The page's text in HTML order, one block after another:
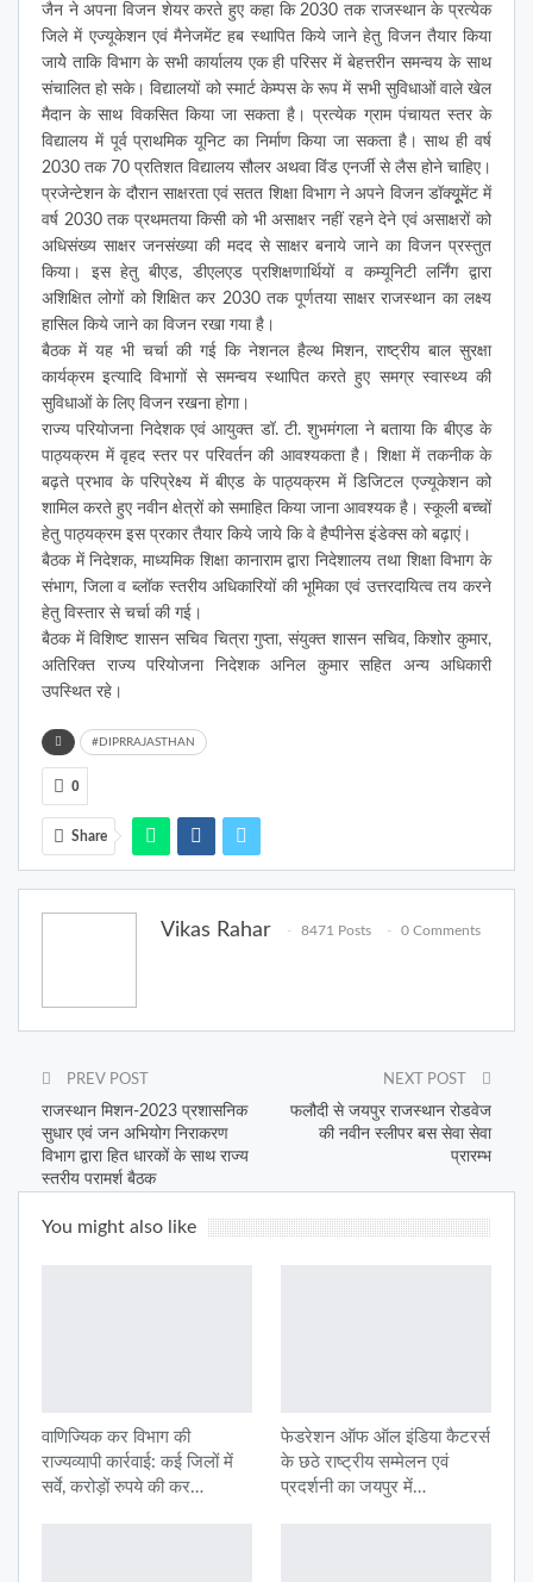
जैन ने अपना विजन शेयर करते हुए कहा कि 2030 तक राजस्थान के प्रत्येक
जिले में एज्यूकेशन एवं मैनेजमेंट हब स्थापित किये जाने हेतु विजन तैयार किया
जायेे ताकि विभाग के सभी कार्यालय एक ही परिसर में बेहत्तरीन समन्वय के साथ
संचालित हो सके। विद्यालयों को स्मार्ट केम्पस के रूप में सभी सुविधाओं वाले खेल
मैदान के साथ विकसित किया जा सकता है। प्रत्येक ग्राम पंचायत स्तर के
विद्यालय में पूर्व प्राथमिक यूनिट का निर्माण किया जा सकता है। साथ ही वर्ष
2030 तक 70 प्रतिशत विद्यालय सौलर अथवा विंड एनर्जी से लैस होने चाहिए।
प्रजेन्टेशन के दौरान साक्षरता एवं सतत शिक्षा विभाग ने अपने विजन डॉक्यूूमेंट में
वर्ष 2030 तक प्रथमतया किसी को भी असाक्षर नहीं रहने देने एवं असाक्षरों को
अधिसंख्य साक्षर जनसंख्या की मदद से साक्षर बनाये जाने का विजन प्रस्तुत
किया। इस हेतु बीएड, डीएलएड प्रशिक्षणार्थियों व कम्यूनिटी लर्निंग द्वारा
अशिक्षित लोगों को शिक्षित कर 2030 तक पूर्णतया साक्षर राजस्थान का लक्ष्य
हासिल किये जाने का विजन रखा गया है।
बैठक में यह भी चर्चा की गई कि नेशनल हैल्थ मिशन, राष्ट्रीय बाल सुरक्षा
कार्यक्रम इत्यादि विभागों से समन्वय स्थापित करते हुए समग्र स्वास्थ्य की
सुविधाओं के लिए विजन रखना होगा।
राज्य परियोजना निदेशक एवं आयुक्त डॉ. टी. शुभमंगला ने बताया कि बीएड के
पाठ्यक्रम में वृहद स्तर पर परिवर्तन की आवश्यकता है। शिक्षा में तकनीक के
बढ़ते प्रभाव के परिप्रेक्ष्य में बीएड के पाठ्यक्रम में डिजिटल एज्यूकेशन को
शामिल करते हुए नवीन क्षेत्रों को समाहित किया जाना आवश्यक है। स्कूली बच्चों
हेतु पाठ्यक्रम इस प्रकार तैयार किये जाये कि वे हैप्पीनेस इंडेक्स को बढ़ाएं।
बैठक में निदेशक, माध्यमिक शिक्षा कानाराम द्वारा निदेशालय तथा शिक्षा विभाग के
संभाग, जिला व ब्लॉक स्तरीय अधिकारियों की भूमिका एवं उत्तरदायित्व तय करने
हेतु विस्तार से चर्चा की गई।
बैठक में विशिष्ट शासन सचिव चित्रा गुप्ता, संयुक्त शासन सचिव, किशोर कुमार,
अतिरिक्त राज्य परियोजना निदेशक अनिल कुमार सहित अन्य अधिकारी
उपस्थित रहे।
#DIPRRAJASTHAN
0
Share
Vikas Rahar 8471 Posts 0 Comments
PREV POST
राजस्थान मिशन-2023 प्रशासनिक
सुधार एवं जन अभियोग निराकरण
विभाग द्वारा हित धारकों के साथ राज्य
स्तरीय परामर्श बैठक
NEXT POST
फलौदी से जयपुर राजस्थान रोडवेज
की नवीन स्लीपर बस सेवा सेवा
प्रारम्भ
You might also like
वाणिज्यिक कर विभाग की
राज्यव्यापी कार्रवाई: कई जिलों में
सर्वे, करोड़ों रुपये की कर…
फेडरेशन ऑफ ऑल इंडिया कैटरर्स
के छठे राष्ट्रीय सम्मेलन एवं
प्रदर्शनी का जयपुर में…